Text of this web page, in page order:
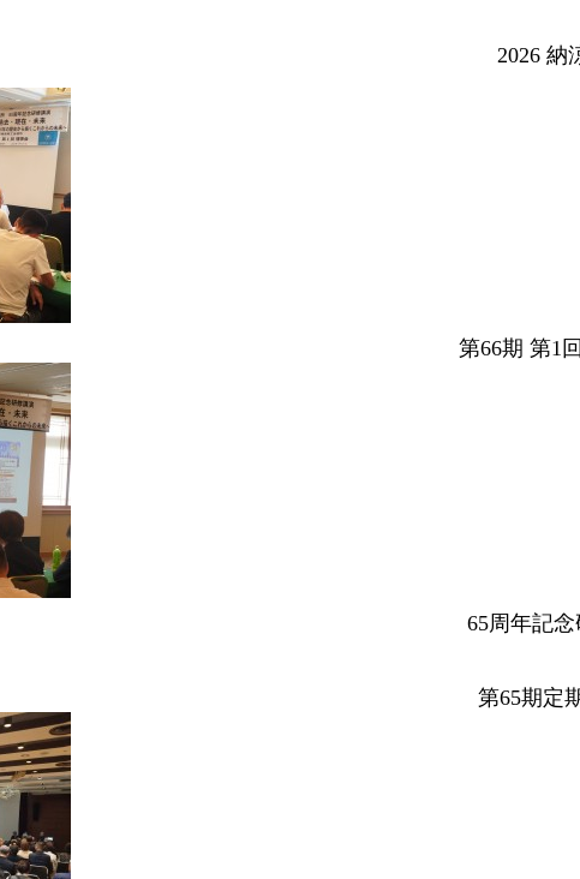
2026 納
第66期 第1
65周年記
第65期定